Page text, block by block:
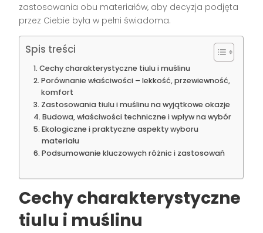
zastosowania obu materiałów, aby decyzja podjęta
przez Ciebie była w pełni świadoma.
Spis treści
Cechy charakterystyczne tiulu i muślinu
Porównanie właściwości – lekkość, przewiewność,
komfort
Zastosowania tiulu i muślinu na wyjątkowe okazje
Budowa, właściwości techniczne i wpływ na wybór
Ekologiczne i praktyczne aspekty wyboru
materiału
Podsumowanie kluczowych różnic i zastosowań
Cechy charakterystyczne
tiulu i muślinu